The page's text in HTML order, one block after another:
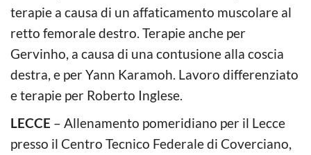
terapie a causa di un affaticamento muscolare al
retto femorale destro. Terapie anche per
Gervinho, a causa di una contusione alla coscia
destra, e per Yann Karamoh. Lavoro differenziato
e terapie per Roberto Inglese.
LECCE – Allenamento pomeridiano per il Lecce
presso il Centro Tecnico Federale di Coverciano,